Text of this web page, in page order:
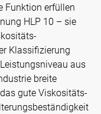
Funktion erfüllen
HLP 10 – sie
Klassifizierung
aus
breite
gute Viskositäts-